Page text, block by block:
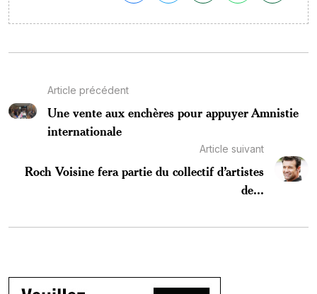
Article précédent
Une vente aux enchères pour appuyer Amnistie
internationale
Article suivant
Roch Voisine fera partie du collectif d’artistes
de...